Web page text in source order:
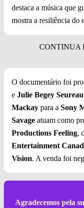
destaca a música que
mostra a resiliência do
O documentário foi
e Julie Begey Seureau
Mackay para a Sony
Savage atuam como
Productions Feeling,
Entertainment
Vision. A venda foi
Agradecemos pela